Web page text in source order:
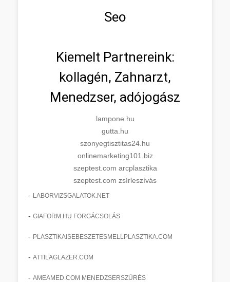
Seo
Kiemelt Partnereink:
kollagén, Zahnarzt,
Menedzser, adójogász
lampone.hu
gutta.hu
szonyegtisztitas24.hu
onlinemarketing101.biz
szeptest.com arcplasztika
szeptest.com zsírleszívás
- LABORVIZSGALATOK.NET
- GIAFORM.HU FORGÁCSOLÁS
- PLASZTIKAISEBESZETESMELLPLASZTIKA.COM
- ATTILAGLAZER.COM
- AMEAMED.COM MENEDZSERSZŰRÉS